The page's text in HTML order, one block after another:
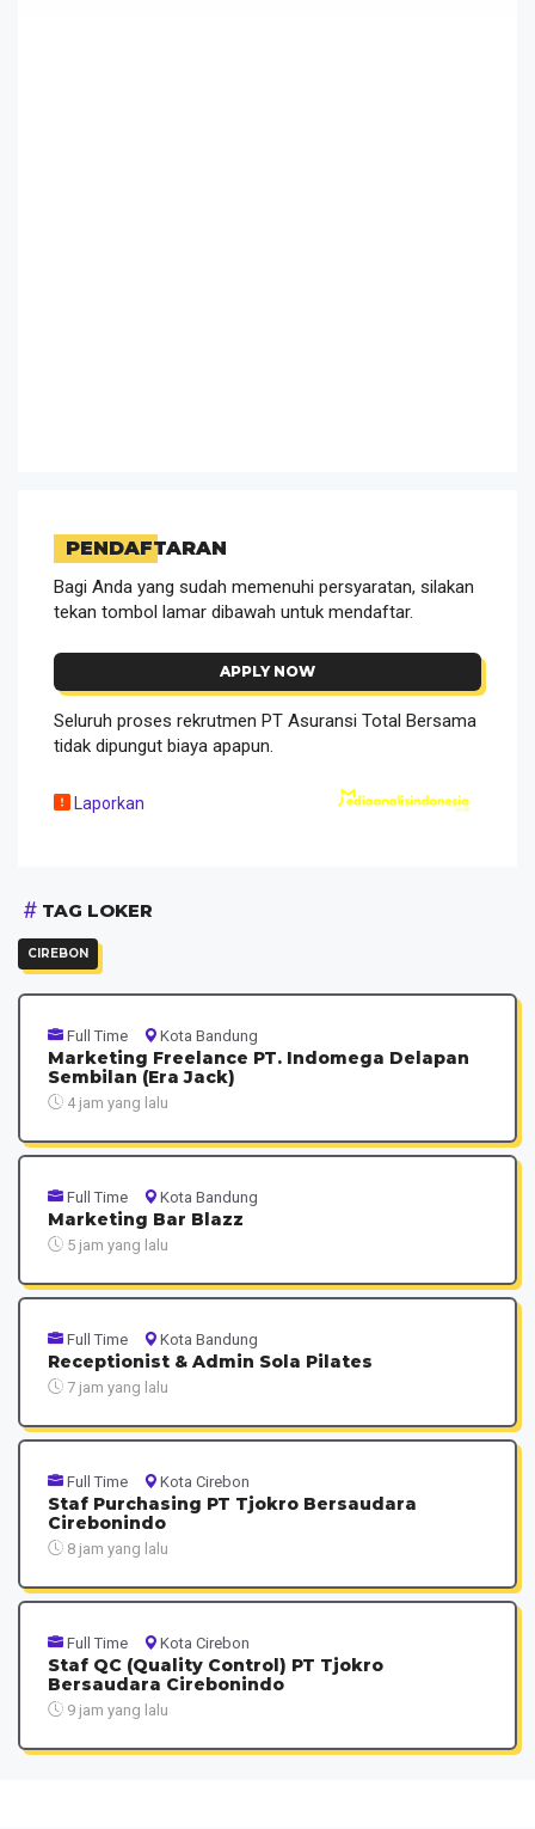
PENDAFTARAN
Bagi Anda yang sudah memenuhi persyaratan, silakan
tekan tombol lamar dibawah untuk mendaftar.
APPLY NOW
Seluruh proses rekrutmen PT Asuransi Total Bersama
tidak dipungut biaya apapun.
Laporkan
TAG LOKER
CIREBON
Full Time Kota Bandung
Marketing Freelance PT. Indomega Delapan
Sembilan (Era Jack)
4 jam yang lalu
Full Time Kota Bandung
Marketing Bar Blazz
5 jam yang lalu
Full Time Kota Bandung
Receptionist & Admin Sola Pilates
7 jam yang lalu
Full Time Kota Cirebon
Staf Purchasing PT Tjokro Bersaudara
Cirebonindo
8 jam yang lalu
Full Time Kota Cirebon
Staf QC (Quality Control) PT Tjokro
Bersaudara Cirebonindo
9 jam yang lalu